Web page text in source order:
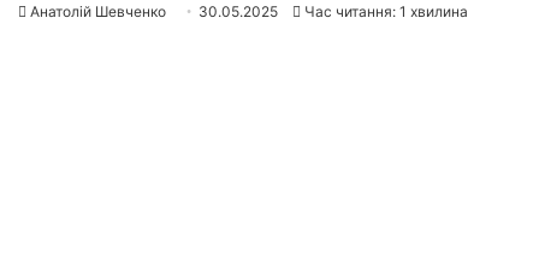
Анатолій Шевченко 30.05.2025 Час читання: 1 хвилина